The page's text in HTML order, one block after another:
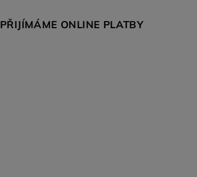
PŘIJÍMÁME ONLINE PLATBY